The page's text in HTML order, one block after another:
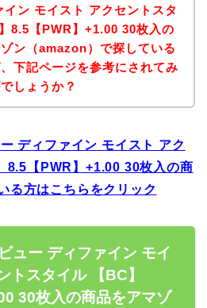
イン モイスト アクセントスタ
8.5【PWR】+1.00 30枚入の
ン（amazon）で探している
下記ページを参考にされてみ
しょうか？
ディファイン モイスト アク
8.5【PWR】+1.00 30枚入の商
る方はこちらをクリック
ュー ディファイン モイ
トスタイル 【BC】
30枚入の商品をアマゾ